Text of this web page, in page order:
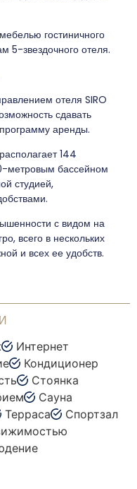
гостиничного
5-звездочного отеля.
отеля SIRO
сдавать
аренды.
144
метровым бассейном
студией,
с видом на
всего в нескольких
и всех ее удобств.
Интернет
Кондиционер
Стоянка
Сауна
Терраса
Спортзал